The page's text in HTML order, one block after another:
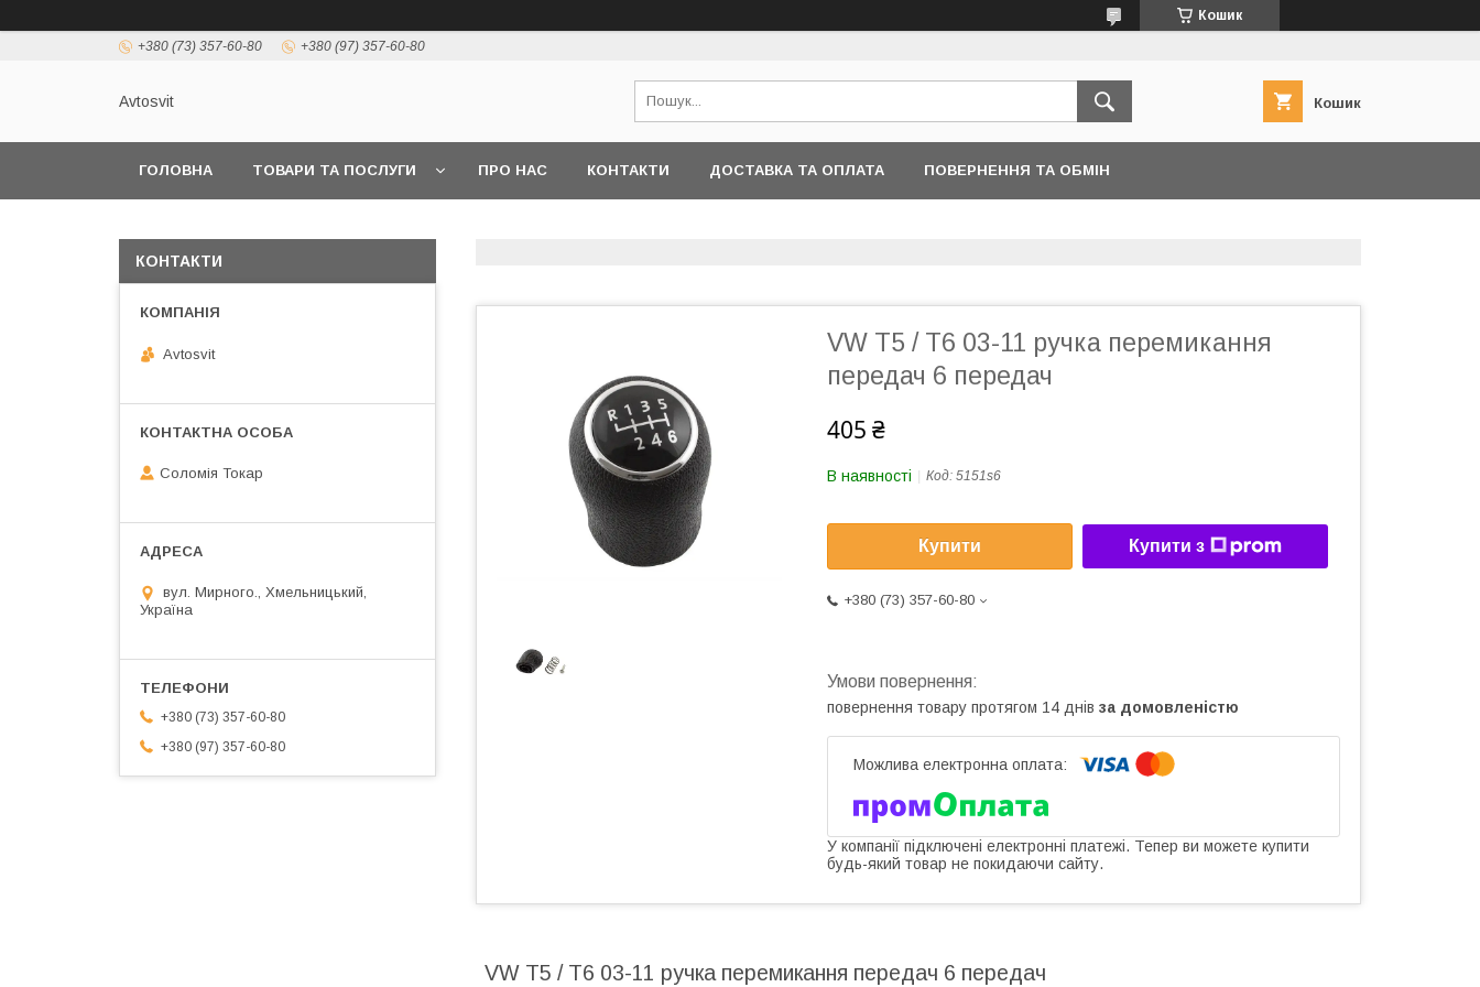
Кошик
+380 (73) 357-60-80 +380 (97) 357-60-80
Avtosvit Кошик
ГОЛОВНА ТОВАРИ ТА ПОСЛУГИ ПРО НАС КОНТАКТИ ДОСТАВКА ТА ОПЛАТА ПОВЕРНЕННЯ ТА ОБМІН
VW T5 / T6 03-11 ручка перемикання
передач 6 передач
405 ₴
В наявності Код: 5151s6
Купити Купити з
+380 (73) 357-60-80
повернення товару протягом 14 днів за домовленістю
У компанії підключені електронні платежі. Тепер ви можете купити
будь-який товар не покидаючи сайту.
VW T5 / T6 03-11 ручка перемикання передач 6 передач
КОНТАКТИ
Avtosvit
Соломія Токар
вул. Мирного., Хмельницький,
Україна
+380 (73) 357-60-80
+380 (97) 357-60-80